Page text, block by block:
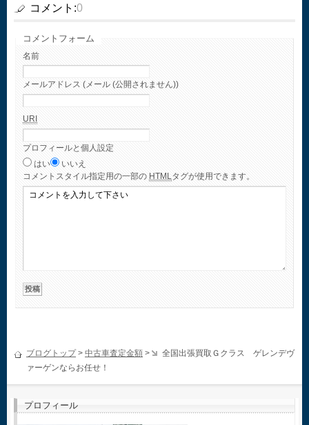
コメント:0
コメントフォーム
名前
メールアドレス (メール (公開されません))
URI
プロフィールと個人設定
はい
いいえ
コメント スタイル指定用の一部の HTMLタグが使用できます。
ブログトップ> 中古車査定金額 >
全国出張買取Ｇクラス ゲレンデヴ
ァーゲンならお任せ！
プロフィール